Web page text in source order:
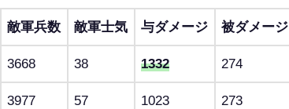
敵軍兵数 敵軍士気 与ダメージ 被ダメージ
3668 38 1332 274
3977 57 1023 273